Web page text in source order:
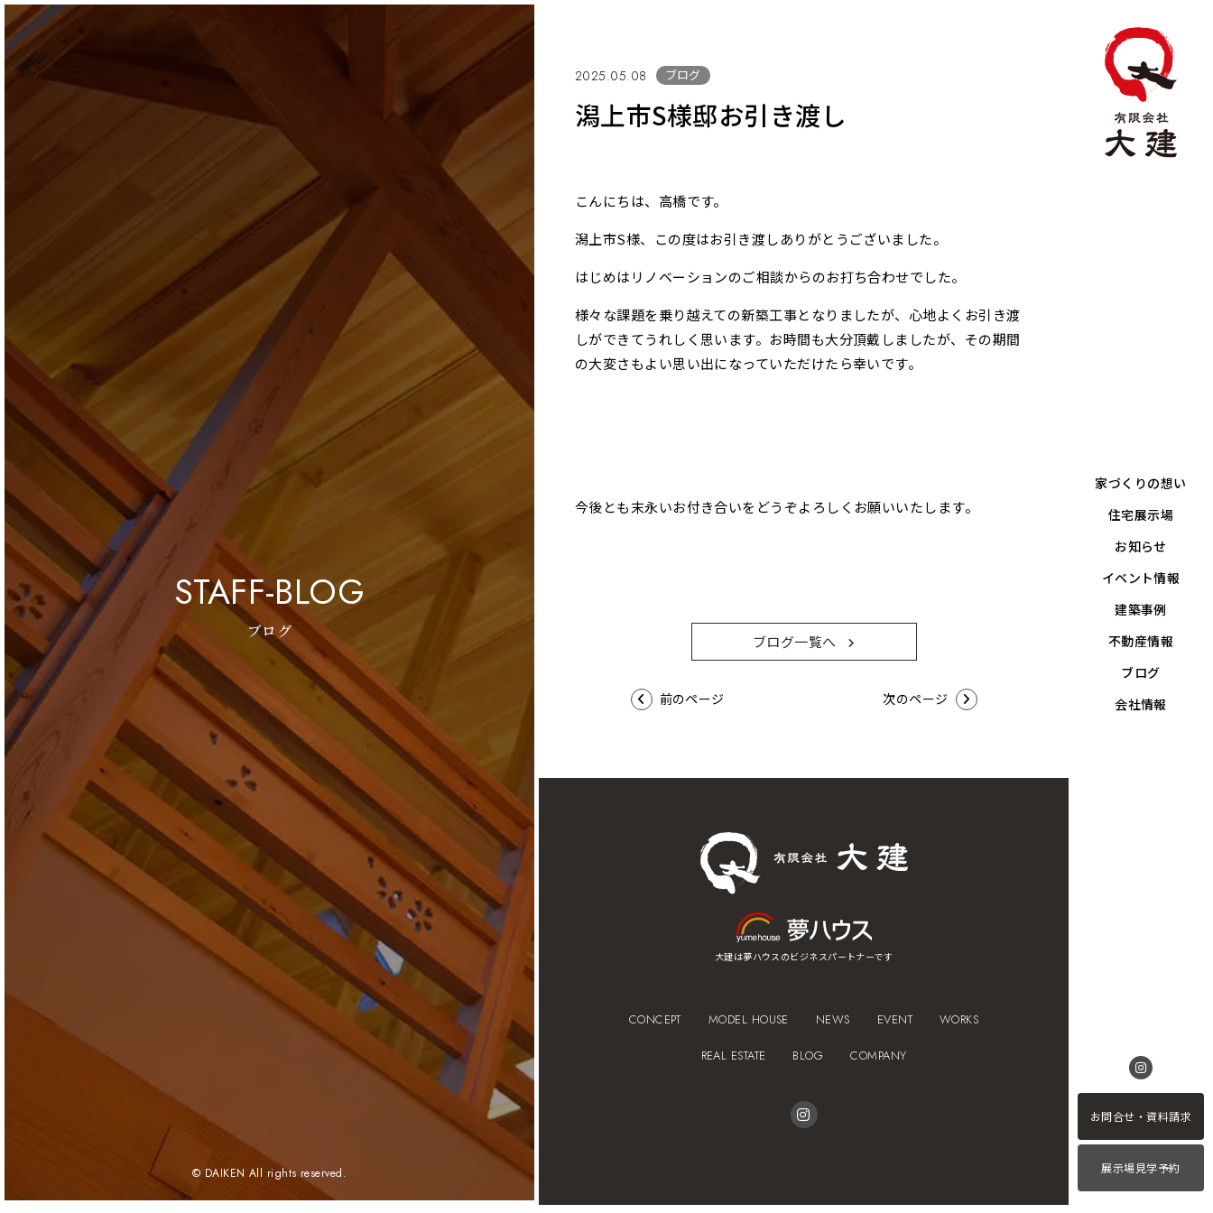
STAFF-BLOG
ブログ
© DAIKEN All rights reserved.
家づくりの想い
住宅展示場
お知らせ
イベント情報
建築事例
不動産情報
ブログ
会社情報
お問合せ・資料請求
展示場見学予約
2025.05.08 ブログ
潟上市S様邸お引き渡し
こんにちは、高橋です。
潟上市S様、この度はお引き渡しありがとうございました。
はじめはリノベーションのご相談からのお打ち合わせでした。
様々な課題を乗り越えての新築工事となりましたが、心地よくお引き渡
しができてうれしく思います。お時間も大分頂戴しましたが、その期間
の大変さもよい思い出になっていただけたら幸いです。
今後とも末永いお付き合いをどうぞよろしくお願いいたします。
ブログ一覧へ
前のページ 次のページ
大建は夢ハウスのビジネスパートナーです
CONCEPT MODEL HOUSE NEWS EVENT WORKS
REAL ESTATE BLOG COMPANY